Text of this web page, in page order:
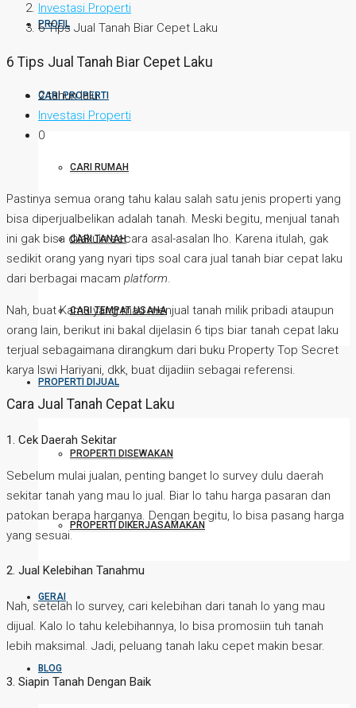
PROFIL
CARI PROPERTI
CARI RUMAH
CARI TANAH
CARI TEMPAT USAHA
PROPERTI DIJUAL
PROPERTI DISEWAKAN
PROPERTI DIKERJASAMAKAN
GERAI
BLOG
Investasi Properti
6 Tips Jual Tanah Biar Cepet Laku
6 Tips Jual Tanah Biar Cepet Laku
2 tahun lalu
Investasi Properti
0
Pastinya semua orang tahu kalau salah satu jenis properti yang
bisa diperjualbelikan adalah tanah. Meski begitu, menjual tanah
ini gak bisa dilakuin secara asal-asalan lho. Karena itulah, gak
sedikit orang yang nyari tips soal cara jual tanah biar cepat laku
dari berbagai macam platform.
Nah, buat Kamu yang mau menjual tanah milik pribadi ataupun
orang lain, berikut ini bakal dijelasin 6 tips biar tanah cepat laku
terjual sebagaimana dirangkum dari buku Property Top Secret
karya Iswi Hariyani, dkk, buat dijadiin sebagai referensi.
Cara Jual Tanah Cepat Laku
1. Cek Daerah Sekitar
Sebelum mulai jualan, penting banget lo survey dulu daerah
sekitar tanah yang mau lo jual. Biar lo tahu harga pasaran dan
patokan berapa harganya. Dengan begitu, lo bisa pasang harga
yang sesuai.
2. Jual Kelebihan Tanahmu
Nah, setelah lo survey, cari kelebihan dari tanah lo yang mau
dijual. Kalo lo tahu kelebihannya, lo bisa promosiin tuh tanah
lebih maksimal. Jadi, peluang tanah laku cepet makin besar.
3. Siapin Tanah Dengan Baik